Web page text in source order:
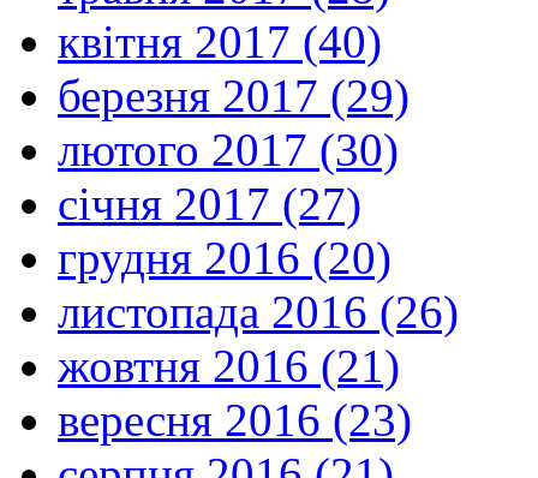
квітня 2017 (40)
березня 2017 (29)
лютого 2017 (30)
січня 2017 (27)
грудня 2016 (20)
листопада 2016 (26)
жовтня 2016 (21)
вересня 2016 (23)